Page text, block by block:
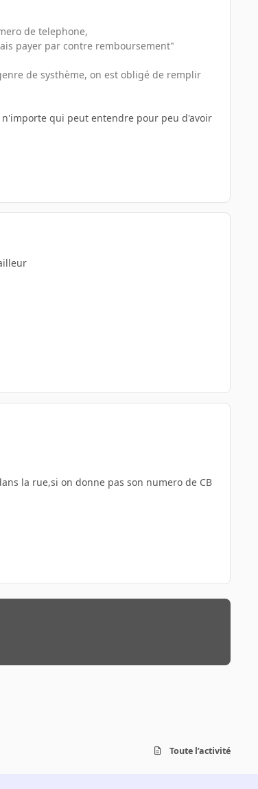
de telephone,
payer par contre remboursement"
de systhème, on est obligé de remplir
qui peut entendre pour peu d'avoir
la rue,si on donne pas son numero de CB
Toute l’activité